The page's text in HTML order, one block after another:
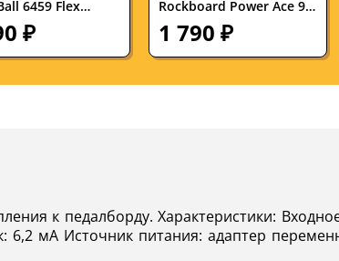
6459 Flex
7.62 см (3 штуки)
₽
Rockboard Power Ace 9V
DC 1.7A
1 790 ₽
к педалборду. Характеристики:
мА Источник питания: адаптер